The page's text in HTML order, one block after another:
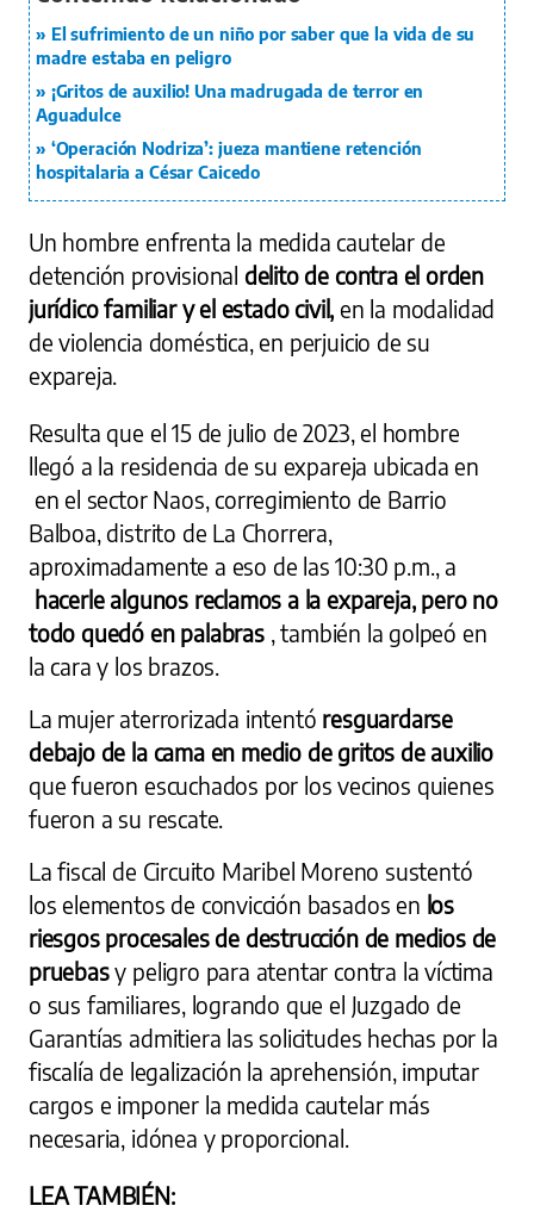
El sufrimiento de un niño por saber que la vida de su
madre estaba en peligro
¡Gritos de auxilio! Una madrugada de terror en
Aguadulce
‘Operación Nodriza’: jueza mantiene retención
hospitalaria a César Caicedo
Un hombre enfrenta la medida cautelar de
detención provisional delito de contra el orden
jurídico familiar y el estado civil, en la modalidad
de violencia doméstica, en perjuicio de su
expareja.
Resulta que el 15 de julio de 2023, el hombre
llegó a la residencia de su expareja ubicada en
en el sector Naos, corregimiento de Barrio
Balboa, distrito de La Chorrera,
aproximadamente a eso de las 10:30 p.m., a
hacerle algunos reclamos a la expareja, pero no
todo quedó en palabras , también la golpeó en
la cara y los brazos.
La mujer aterrorizada intentó resguardarse
debajo de la cama en medio de gritos de auxilio
que fueron escuchados por los vecinos quienes
fueron a su rescate.
La fiscal de Circuito Maribel Moreno sustentó
los elementos de convicción basados en los
riesgos procesales de destrucción de medios de
pruebasy peligro para atentar contra la víctima
o sus familiares, logrando que el Juzgado de
Garantías admitiera las solicitudes hechas por la
fiscalía de legalización la aprehensión, imputar
cargos e imponer la medida cautelar más
necesaria, idónea y proporcional.
LEA TAMBIÉN: